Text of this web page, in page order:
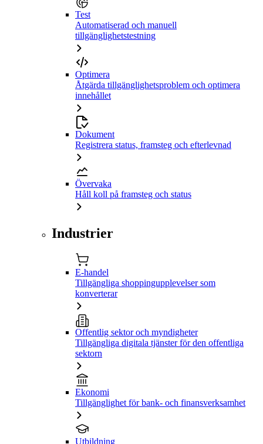
Test
Automatiserad och manuell
tillgänglighetstestning
Optimera
Åtgärda tillgänglighetsproblem och optimera
innehållet
Dokument
Registrera status, framsteg och efterlevnad
Övervaka
Håll koll på framsteg och status
Industrier
E-handel
Tillgängliga shoppingupplevelser som
konverterar
Offentlig sektor och myndigheter
Tillgängliga digitala tjänster för den offentliga
sektorn
Ekonomi
Tillgänglighet för bank- och finansverksamhet
Utbildning